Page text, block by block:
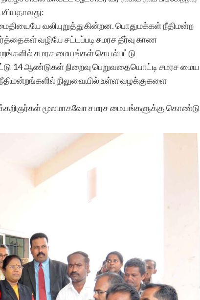
வலியுறுத்துகின்றன. பொதுமக்கள் நீதிமன்ற
வழியே சட்டப்படி சமரச தீர்வு காண
சமரச மையங்கள் செயல்பட்டு
14 ஆண்டுகள் நிறைவு பெறுவதையொட்டி சமரச மைய
நீதிமன்றங்களில் நிலுவையில் உள்ள வழக்குகளை
மூலமாகவோ சமரச மையங்களுக்கு கொண்டு